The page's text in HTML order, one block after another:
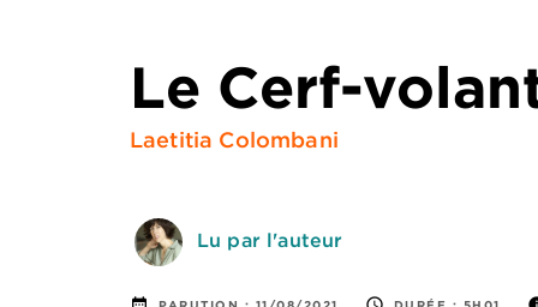
Le Cerf-
Laetitia Colombani
Lu par l'auteur